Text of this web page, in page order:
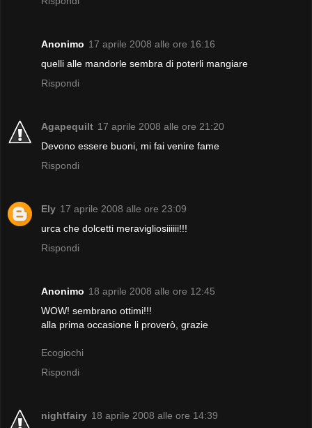
Anonimo 17 aprile 2008 alle ore 16:16
quelli alle mandorle sembra di poterli mangiare
Rispondi
Agapequilt 17 aprile 2008 alle ore 21:20
Devono essere buoni, mi fai venire fame
Rispondi
Ely 17 aprile 2008 alle ore 23:09
urca che dolcetti meravigliosiiiiii!!!
Rispondi
Anonimo 18 aprile 2008 alle ore 12:45
WOW! sembrano ottimi!!!
alla prima occasione li proverò, grazie
Ecogiochi
Rispondi
nightfairy 18 aprile 2008 alle ore 14:39